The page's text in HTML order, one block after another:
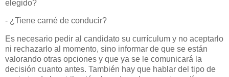
elegido?
- ¿Tiene carné de conducir?
Es necesario pedir al candidato su currículum y no aceptarlo
ni rechazarlo al momento, sino informar de que se están
valorando otras opciones y que ya se le comunicará la
decisión cuanto antes. También hay que hablar del tipo de